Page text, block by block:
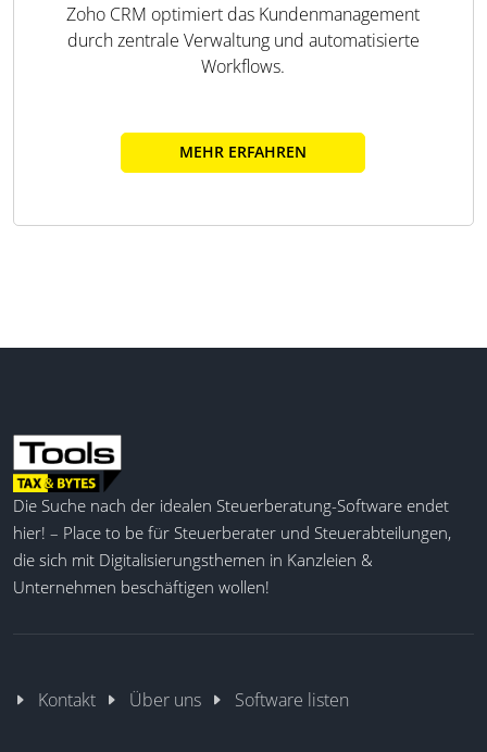
Zoho CRM optimiert das Kundenmanagement
durch zentrale Verwaltung und automatisierte
Workflows.
MEHR ERFAHREN
Die Suche nach der idealen Steuerberatung-Software endet
hier! – Place to be für Steuerberater und Steuerabteilungen,
die sich mit Digitalisierungsthemen in Kanzleien &
Unternehmen beschäftigen wollen!
Kontakt Über uns Software listen